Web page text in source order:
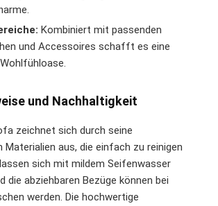
Kombiniert mit passenden
und Accessoires schafft es eine
und Nachhaltigkeit
zeichnet sich durch seine
Materialien aus, die einfach zu reinigen
sich mit mildem Seifenwasser
die abziehbaren Bezüge können bei
werden. Die hochwertige